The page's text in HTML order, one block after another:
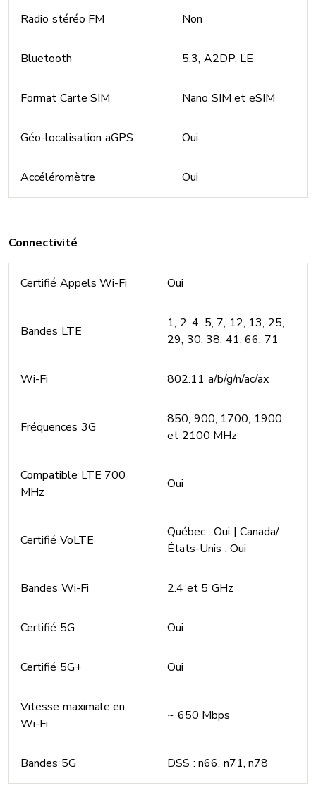
Radio stéréo FM Non
Bluetooth 5.3, A2DP, LE
Format Carte SIM Nano SIM et eSIM
Géo-localisation aGPS Oui
Accéléromètre Oui
Connectivité
Certifié Appels Wi-Fi Oui
Bandes LTE
1, 2, 4, 5, 7, 12, 13, 25,
29, 30, 38, 41, 66, 71
Wi-Fi 802.11 a/b/g/n/ac/ax
Fréquences 3G
850, 900, 1700, 1900
et 2100 MHz
Compatible LTE 700
MHz
Oui
Certifié VoLTE
Québec : Oui | Canada/
États-Unis : Oui
Bandes Wi-Fi 2.4 et 5 GHz
Certifié 5G Oui
Certifié 5G+ Oui
Vitesse maximale en
Wi-Fi
~ 650 Mbps
Bandes 5G DSS : n66, n71, n78